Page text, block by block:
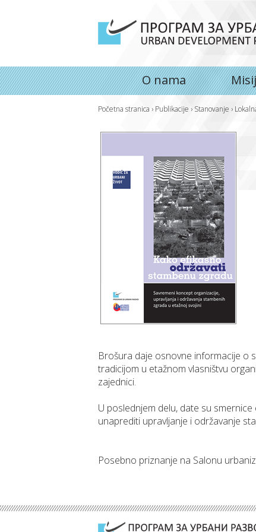
O nama
Početna stranica › Publikacije › Stanovanje ›
Brošura daje osnovne informacije o
tradicijom u etažnom vlasništvu
zajednici.
U poslednjem delu, date su
unaprediti upravlјanje i održavanje
Posebno priznanje na Salonu